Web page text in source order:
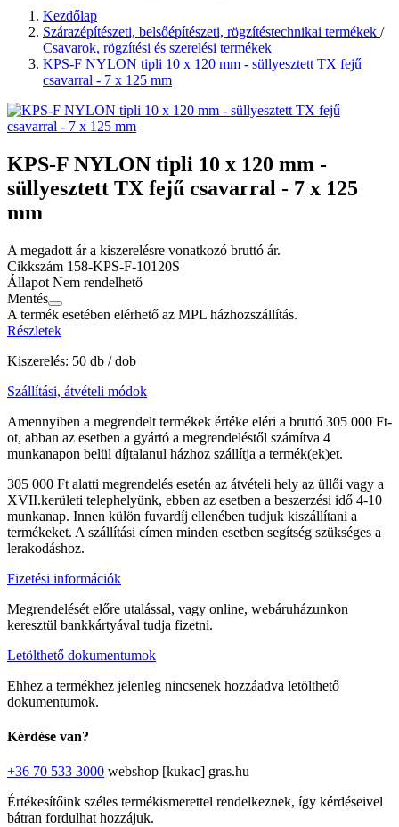
Kezdőlap
Szárazépítészeti, belsőépítészeti, rögzítéstechnikai termékek /
Csavarok, rögzítési és szerelési termékek
KPS-F NYLON tipli 10 x 120 mm - süllyesztett TX fejű
csavarral - 7 x 125 mm
KPS-F NYLON tipli 10 x 120 mm -
süllyesztett TX fejű csavarral - 7 x 125
mm
A megadott ár a kiszerelésre vonatkozó bruttó ár.
Cikkszám 158-KPS-F-10120S
Állapot Nem rendelhető
Mentés
A termék esetében elérhető az MPL házhozszállítás.
Részletek
Kiszerelés: 50 db / dob
Szállítási, átvételi módok
Amennyiben a megrendelt termékek értéke eléri a bruttó 305 000 Ft-
ot, abban az esetben a gyártó a megrendeléstől számítva 4
munkanapon belül díjtalanul házhoz szállítja a termék(ek)et.
305 000 Ft alatti megrendelés esetén az átvételi hely az üllői vagy a
XVII.kerületi telephelyünk, ebben az esetben a beszerzési idő 4-10
munkanap. Innen külön fuvardíj ellenében tudjuk kiszállítani a
termékeket. A szállítási címen minden esetben segítség szükséges a
lerakodáshoz.
Fizetési információk
Megrendelését előre utalással, vagy online, webáruházunkon
keresztül bankkártyával tudja fizetni.
Letölthető dokumentumok
Ehhez a termékhez jelenleg nincsenek hozzáadva letölthető
dokumentumok.
Kérdése van?
+36 70 533 3000 webshop [kukac] gras.hu
Értékesítőink széles termékismerettel rendelkeznek, így kérdéseivel
bátran fordulhat hozzájuk.